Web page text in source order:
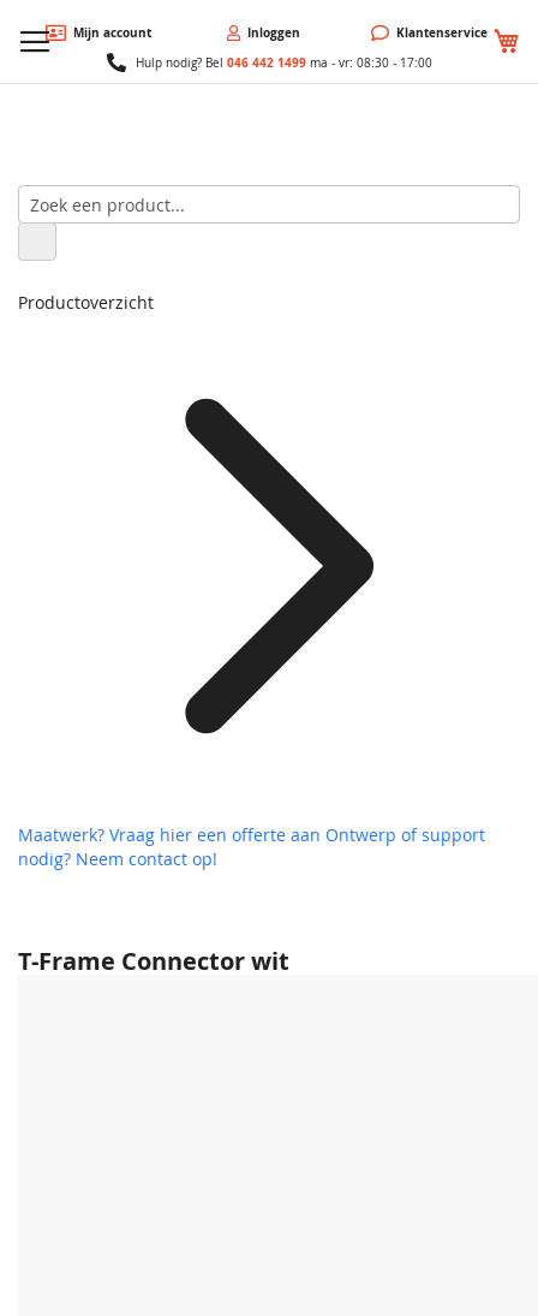
Mijn account Inloggen Klantenservice
Hulp nodig? Bel 046 442 1499ma - vr: 08:30 - 17:00
T-Frame Connector wit
Productoverzicht
Maatwerk? Vraag hier een offerte aan Ontwerp of support
nodig? Neem contact op!